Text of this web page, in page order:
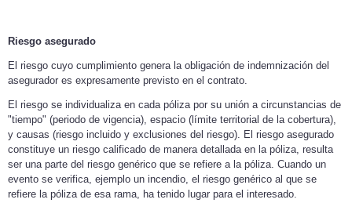
Riesgo asegurado
El riesgo cuyo cumplimiento genera la obligación de indemnización del
asegurador es expresamente previsto en el contrato.
El riesgo se individualiza en cada póliza por su unión a circunstancias de
"tiempo" (periodo de vigencia), espacio (límite territorial de la cobertura),
y causas (riesgo incluido y exclusiones del riesgo). El riesgo asegurado
constituye un riesgo calificado de manera detallada en la póliza, resulta
ser una parte del riesgo genérico que se refiere a la póliza. Cuando un
evento se verifica, ejemplo un incendio, el riesgo genérico al que se
refiere la póliza de esa rama, ha tenido lugar para el interesado.